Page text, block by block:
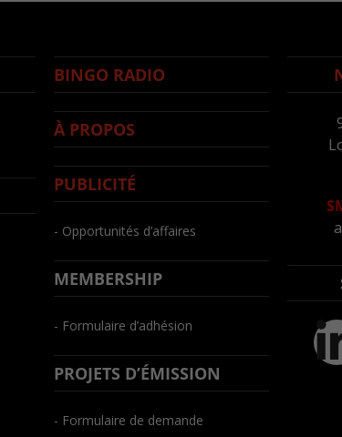
BINGO RADIO
À PROPOS
PUBLICITÉ
- Opportunités d’affaires
MEMBERSHIP
- Formulaire d’adhésion
PROJETS D’ÉMISSION
- Formulaire de demande